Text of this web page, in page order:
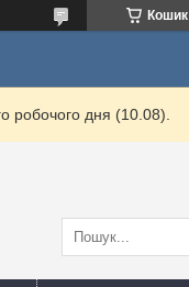
Кошик
робочого дня (10.08).